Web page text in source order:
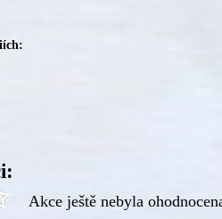
Akce ještě nebyla